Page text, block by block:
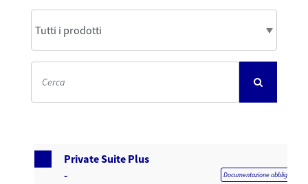
Private Suite Plus
-
Documentazione obbligatoria